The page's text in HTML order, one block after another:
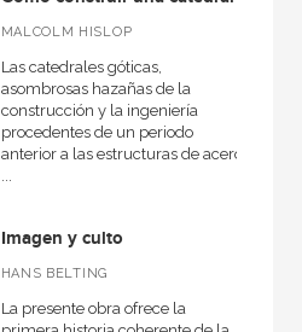
MALCOLM HISLOP
Las catedrales góticas,
asombrosas hazañas de la
construcción y la ingeniería
procedentes de un periodo
anterior a las estructuras de acero
...
Imagen y culto
HANS BELTING
La presente obra ofrece la